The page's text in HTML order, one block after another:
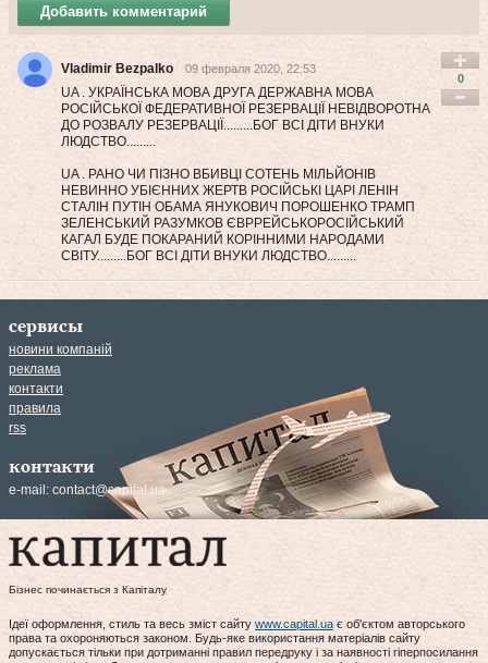
Добавить комментарий
Vladimir Bezpalko 09 февраля 2020, 22:53
UA . УКРАЇНСЬКА МОВА ДРУГА ДЕРЖАВНА МОВА
РОСІЙСЬКОЇ ФЕДЕРАТИВНОЇ РЕЗЕРВАЦІЇ НЕВІДВОРОТНА
ДО РОЗВАЛУ РЕЗЕРВАЦІЇ.........БОГ ВСІ ДІТИ ВНУКИ
ЛЮДСТВО.........
UA . РАНО ЧИ ПІЗНО ВБИВЦІ СОТЕНЬ МІЛЬЙОНІВ
НЕВИННО УБІЄННИХ ЖЕРТВ РОСІЙСЬКІ ЦАРІ ЛЕНІН
СТАЛІН ПУТІН ОБАМА ЯНУКОВИЧ ПОРОШЕНКО ТРАМП
ЗЕЛЕНСЬКИЙ РАЗУМКОВ ЄВРРЕЙСЬКОРОСІЙСЬКИЙ
КАГАЛ БУДЕ ПОКАРАНИЙ КОРІННИМИ НАРОДАМИ
СВІТУ.........БОГ ВСІ ДІТИ ВНУКИ ЛЮДСТВО.........
0
сервисы
новини компаній
реклама
контакти
правила
rss
контакти
e-mail: contact@capital.ua
Бізнес починається з Капіталу
Ідеї оформлення, стиль та весь зміст сайту www.capital.ua є об'єктом авторського
права та охороняються законом. Будь-яке використання матеріалів сайту
допускається тільки при дотриманні правил передруку і за наявності гіперпосилання